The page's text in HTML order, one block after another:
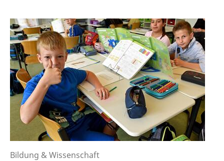
Bildung & Wissenschaft